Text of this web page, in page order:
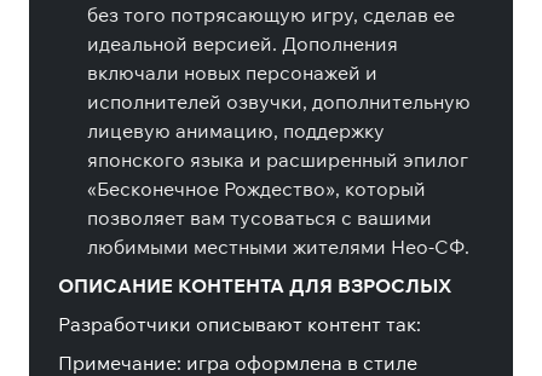
без того потрясающую игру, сделав ее
идеальной версией. Дополнения
включали новых персонажей и
исполнителей озвучки, дополнительную
лицевую анимацию, поддержку
японского языка и расширенный эпилог
«Бесконечное Рождество», который
позволяет вам тусоваться с вашими
любимыми местными жителями Нео-СФ.
ОПИСАНИЕ КОНТЕНТА ДЛЯ ВЗРОСЛЫХ
Разработчики описывают контент так:
Примечание: игра оформлена в стиле